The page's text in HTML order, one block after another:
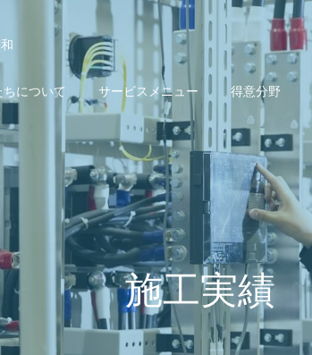
ちについて サービスメニュー 得意分野
施工実績